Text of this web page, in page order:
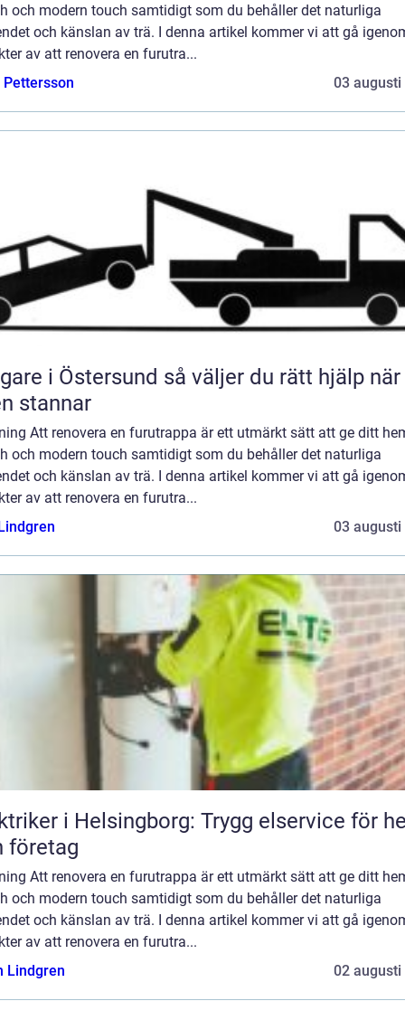
och modern touch samtidigt som du behåller det naturliga
och känslan av trä. I denna artikel kommer vi att gå
av att renovera en furutra...
03 augusti
Östersund så väljer du rätt hjälp när
stannar
Att renovera en furutrappa är ett utmärkt sätt att ge ditt
och modern touch samtidigt som du behåller det naturliga
och känslan av trä. I denna artikel kommer vi att gå
av att renovera en furutra...
03 augusti
i Helsingborg: Trygg elservice för
företag
Att renovera en furutrappa är ett utmärkt sätt att ge ditt
och modern touch samtidigt som du behåller det naturliga
och känslan av trä. I denna artikel kommer vi att gå
av att renovera en furutra...
Lindgren
02 augusti